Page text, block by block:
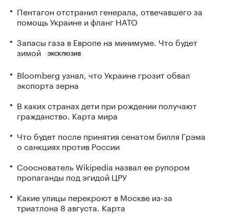
Пентагон отстранил генерала, отвечавшего за
помощь Украине и фланг НАТО
Запасы газа в Европе на минимуме. Что будет
зимой
ЭКСКЛЮЗИВ
Bloomberg узнал, что Украине грозит обвал
экспорта зерна
В каких странах дети при рождении получают
гражданство. Карта мира
Что будет после принятия сенатом билля Грэма
о санкциях против России
Сооснователь Wikipedia назвал ее рупором
пропаганды под эгидой ЦРУ
Какие улицы перекроют в Москве из-за
триатлона 8 августа. Карта